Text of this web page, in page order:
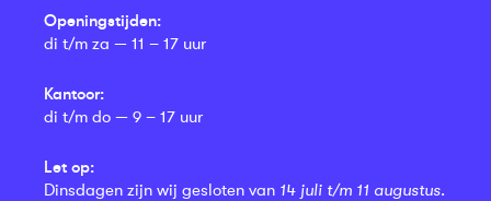
Openingstijden:
di t/m za — 11 – 17 uur
Kantoor:
di t/m do — 9 – 17 uur
Let op:
Dinsdagen zijn wij gesloten van 14 juli t/m 11 augustus.